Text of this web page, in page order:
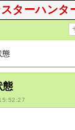
ターハン
態
態